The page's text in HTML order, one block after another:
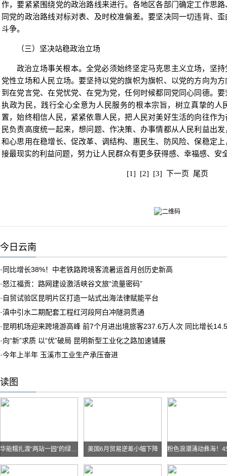
作，要紧紧围绕党的政治路线来进行。各地区各部门确定工作思
同党的政治路线对标对表、及时校准偏差。要坚决同一切违背、
斗争。
（三）坚决站稳政治立场
政治立场事关根本。全党必须始终坚定马克思主义立场，坚
党性立场和人民立场。要坚持以党的旗帜为旗帜、以党的方向为
到在党言党、在党忧党、在党为党，任何时候都同党同心同德。
执政为民，践行全心全意为人民服务的根本宗旨，树立真挚的人
置，始终相信人民，紧紧依靠人民，把人民对美好生活的向往作
民负责高度统一起来，想问题、作决策、办事情都从人民利益出
和心思用在稳增长、促改革、调结构、惠民生、防风险、保稳定
接最现实的利益问题，努力让人民群众有更多获得感、幸福感、安
[1] [2] [3] 下一页 尾页
今日云南
· 同比增长38%！中老铁路跨境客流暑运首月创历史新高
·怒江福贡：路网建设激活峡谷文旅“流量密码”
· 自贸试验区昆明片区打造一站式出海法律赋能平台
·滇中引水二期配套工程红河段阿白冲隧洞贯通
· 昆明机场迎来跨境游高峰 前7个月进出境旅客237.6万人次 同比增长
·向“新”求质 以“优”破局 昆明新型工业化之路加速铺展
·今年上半年 玉溪市工业生产承压奋进
读图
华能糯扎渡“两站一园”的绿色实践 美国6月贸易逆差小幅下降